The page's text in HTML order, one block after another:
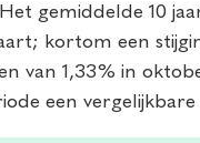
gemiddelde 10
kortom een
van 1,33% in
een vergelijkbare